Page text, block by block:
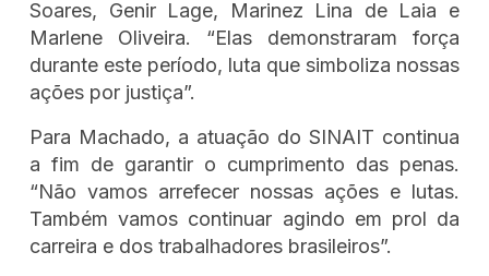
Soares, Genir Lage, Marinez Lina de Laia e
Marlene Oliveira. “Elas demonstraram força
durante este período, luta que simboliza nossas
ações por justiça”.
Para Machado, a atuação do SINAIT continua
a fim de garantir o cumprimento das penas.
“Não vamos arrefecer nossas ações e lutas.
Também vamos continuar agindo em prol da
carreira e dos trabalhadores brasileiros”.